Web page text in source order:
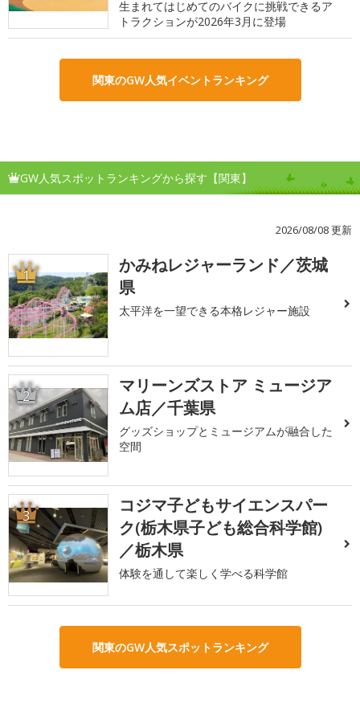
生まれてはじめてのバイクに挑戦できるア
トラクションが2026年3月に登場
関東のGW人気イベントランキング
GW人気スポットランキングから探す【関東】
2026/08/08 更新
1
かみねレジャーランド／茨城
県
太平洋を一望できる本格レジャー施設
2
マリーンズストア ミュージア
ム店／千葉県
グッズショップとミュージアムが融合した
空間
3
コジマ子どもサイエンスパー
ク(栃木県子ども総合科学館)
／栃木県
体験を通して楽しく学べる科学館
関東のGW人気スポットランキング